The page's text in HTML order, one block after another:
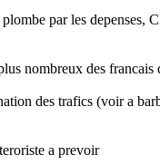
par les depenses,
nombreux des francais
des trafics (voir a
a prevoir